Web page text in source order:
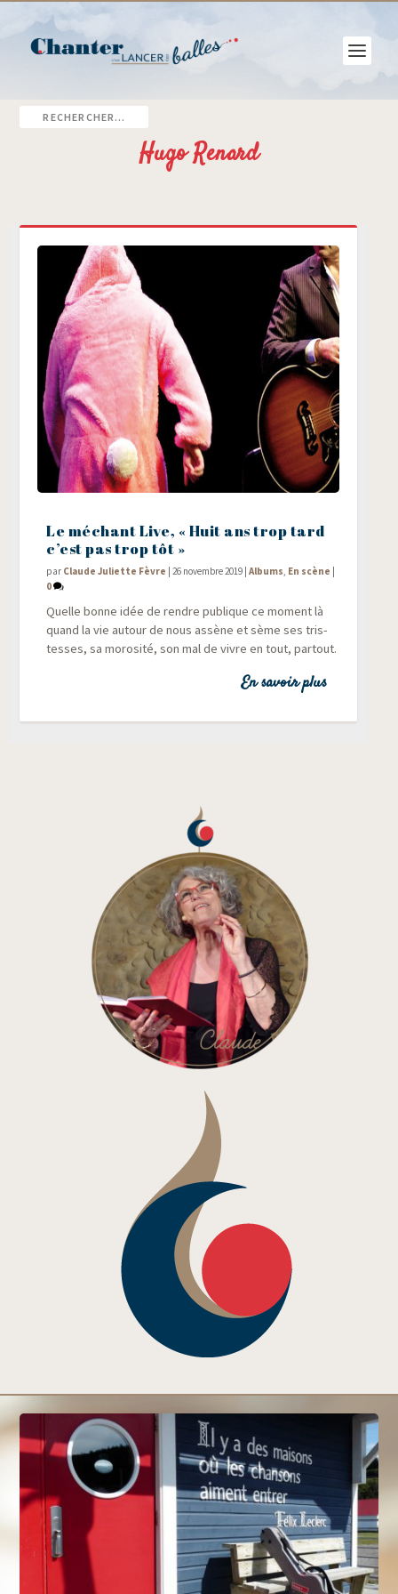
Hugo Renard
Le méchant Live, « Huit ans trop tard
c’est pas trop tôt »
par Claude Juliette Fèvre |26 novembre 2019 |Albums En scène |
0
Quelle bonne idée de rendre publique ce moment là
quand la vie autour de nous assène et sème ses tris­
tesses, sa moro­si­té, son mal de vivre en tout, partout.
En savoir plus